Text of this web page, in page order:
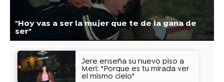
"Hoy vas a ser la mujer que te de la gana de
ser"
Jere enseña su nuevo piso a
Meri: "Porque es tu mirada ver
el mismo cielo"